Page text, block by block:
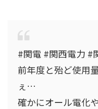
#関電 #関西電力 #
前年度と殆ど使用
ぇ…
確かにオール電化